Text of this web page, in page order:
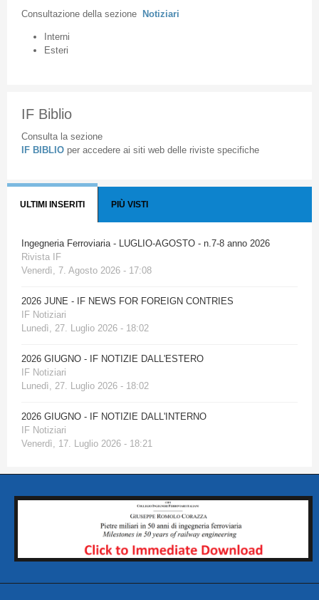
Consultazione della sezione Notiziari
Interni
Esteri
IF Biblio
Consulta la sezione
IF BIBLIO per accedere ai siti web delle riviste specifiche
ULTIMI INSERITI PIÙ VISTI
Ingegneria Ferroviaria - LUGLIO-AGOSTO - n.7-8 anno 2026
Rivista IF
Venerdì, 7. Agosto 2026 - 17:08
2026 JUNE - IF NEWS FOR FOREIGN CONTRIES
IF Notiziari
Lunedì, 27. Luglio 2026 - 18:02
2026 GIUGNO - IF NOTIZIE DALL'ESTERO
IF Notiziari
Lunedì, 27. Luglio 2026 - 18:02
2026 GIUGNO - IF NOTIZIE DALL'INTERNO
IF Notiziari
Venerdì, 17. Luglio 2026 - 18:21